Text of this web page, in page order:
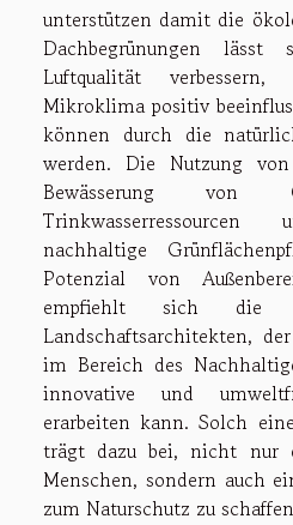
unterstützen damit die
Dachbegrünungen
Luftqualität
Mikroklima positiv
können durch die
werden. Die Nutzung
Bewässerung von
nachhaltige
Potenzial von
empfiehlt sich die
Landschaftsarchitekten,
im Bereich des
innovative und
erarbeiten kann. Solch
trägt dazu bei, nicht nur
Menschen, sondern auch
zum Naturschutz zu